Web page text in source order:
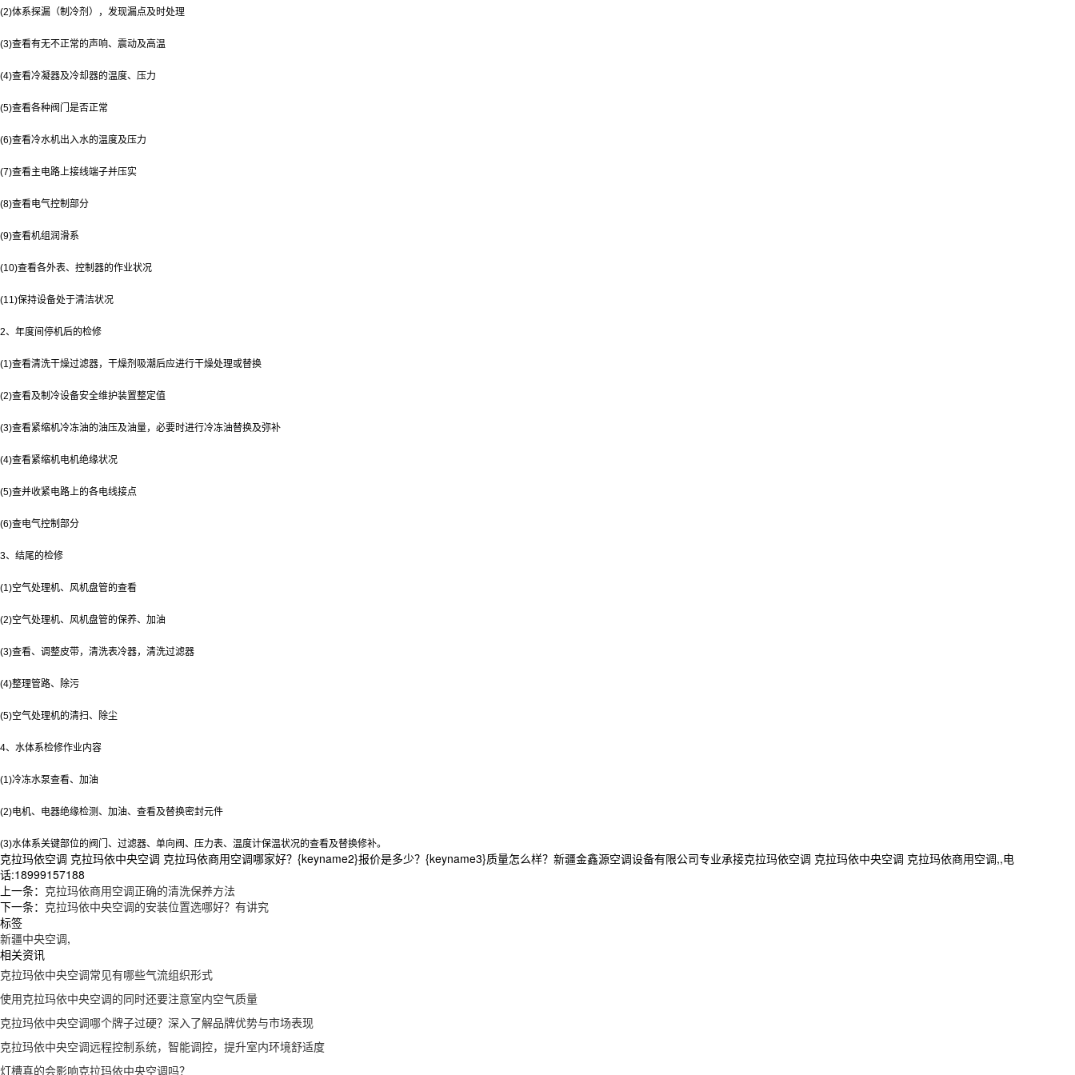
(2)体系探漏（制冷剂），发现漏点及时处理
(3)查看有无不正常的声响、震动及高温
(4)查看冷凝器及冷却器的温度、压力
(5)查看各种阀门是否正常
(6)查看冷水机出入水的温度及压力
(7)查看主电路上接线端子并压实
(8)查看电气控制部分
(9)查看机组润滑系
(10)查看各外表、控制器的作业状况
(11)保持设备处于清洁状况
2、年度间停机后的检修
(1)查看清洗干燥过滤器，干燥剂吸潮后应进行干燥处理或替换
(2)查看及制冷设备安全维护装置整定值
(3)查看紧缩机冷冻油的油压及油量，必要时进行冷冻油替换及弥补
(4)查看紧缩机电机绝缘状况
(5)查并收紧电路上的各电线接点
(6)查电气控制部分
3、结尾的检修
(1)空气处理机、风机盘管的查看
(2)空气处理机、风机盘管的保养、加油
(3)查看、调整皮带，清洗表冷器，清洗过滤器
(4)整理管路、除污
(5)空气处理机的清扫、除尘
4、水体系检修作业内容
(1)冷冻水泵查看、加油
(2)电机、电器绝缘检测、加油、查看及替换密封元件
(3)水体系关键部位的阀门、过滤器、单向阀、压力表、温度计保温状况的查看及替换修补。
克拉玛依空调 克拉玛依中央空调 克拉玛依商用空调哪家好？{keyname2}报价是多少？{keyname3}质量怎么样？新疆金鑫源空调设备有限公司专业承接克拉玛依空调 克拉玛依中央空调 克拉玛依商用空调,,电
话:18999157188
上一条： 克拉玛依商用空调正确的清洗保养方法
下一条： 克拉玛依中央空调的安装位置选哪好？有讲究
标签
新疆中央空调,
相关资讯
克拉玛依中央空调常见有哪些气流组织形式
使用克拉玛依中央空调的同时还要注意室内空气质量
克拉玛依中央空调哪个牌子过硬？深入了解品牌优势与市场表现
克拉玛依中央空调远程控制系统，智能调控，提升室内环境舒适度
灯槽真的会影响克拉玛依中央空调吗？